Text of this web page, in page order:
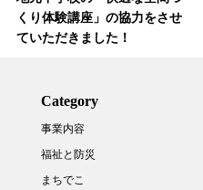
くり体験講座」の協力をさせ
ていただきました！
Category
事業内容
福祉と防災
まちでこ